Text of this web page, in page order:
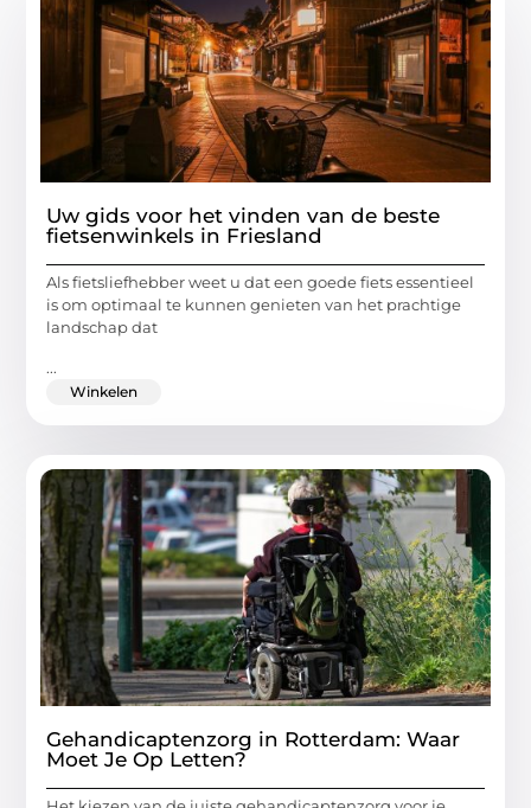
Uw gids voor het vinden van de beste
fietsenwinkels in Friesland
Als fietsliefhebber weet u dat een goede fiets essentieel
is om optimaal te kunnen genieten van het prachtige
landschap dat
...
Winkelen
Gehandicaptenzorg in Rotterdam: Waar
Moet Je Op Letten?